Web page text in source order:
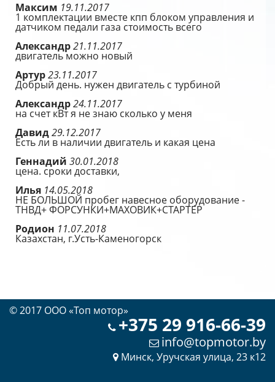
Максим 19.11.2017
1 комплектации вместе кпп блоком управления и
датчиком педали газа стоимость всего
Александр21.11.2017
двигатель можно новый
Артур23.11.2017
Добрый день. нужен двигатель с турбиной
Александр24.11.2017
на счет кВт я не знаю сколько у меня
Давид29.12.2017
Есть ли в наличии двигатель и какая цена
Геннадий 30.01.2018
цена. сроки доставки,
Илья 14.05.2018
НЕ БОЛЬШОЙ пробег навесное оборудование -
ТНВД+ ФОРСУНКИ+МАХОВИК+СТАРТЕР
Родион 11.07.2018
Казахстан, г.Усть-Каменогорск
© 2017 OOO «Топ мотор»
+375 29 916-66-39
info@topmotor.by
Минск, Уручская улица, 23 к12